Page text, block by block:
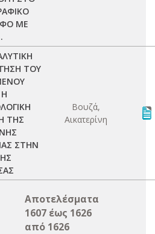
ΜΕ
ΤΟΥ
ΤΗΣ
ΣΤΗΝ
Βουζά,
Αικατερίνη
Αποτελέσματα
1607 έως 1626
από 1626